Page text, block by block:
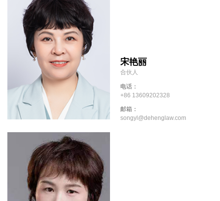
宋艳丽
合伙人
电话：
+86 13609202328
邮箱：
songyl@dehenglaw.com